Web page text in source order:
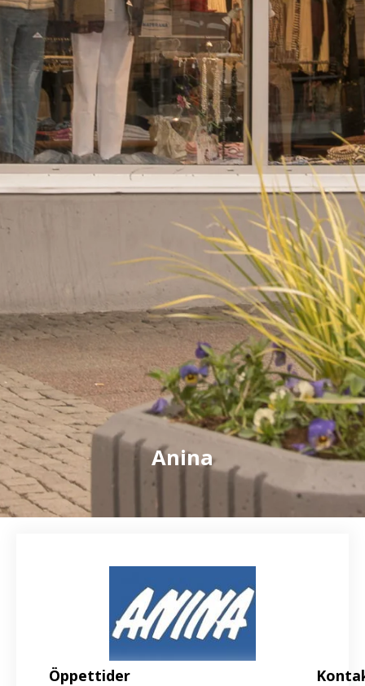
Anina
Öppettider